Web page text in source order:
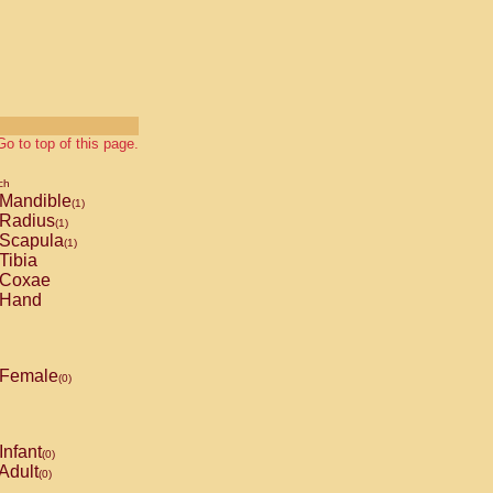
to top of this page.
Mandible(1)
Radius(1)
Scapula(1)
Tibia
Coxae
Hand
Female(0)
Infant(0)
(0)